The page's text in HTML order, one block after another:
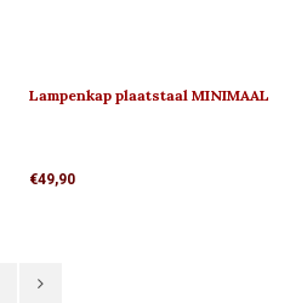
Lampenkap plaatstaal MINIMAAL
€49,90